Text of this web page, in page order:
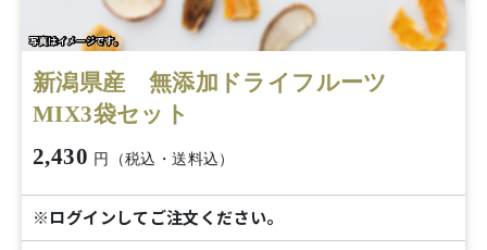
新潟県産 無添加ドライフルーツ
MIX3袋セット
2,430 円（税込・送料込）
※ログインしてご注文ください。